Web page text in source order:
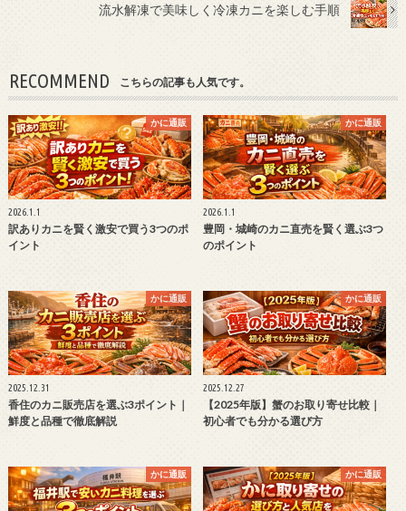
流水解凍で美味しく冷凍カニを楽しむ手順
RECOMMEND こちらの記事も人気です。
かに通販
2026.1.1
訳ありカニを賢く激安で買う3つのポ
イント
かに通販
2026.1.1
豊岡・城崎のカニ直売を賢く選ぶ3つ
のポイント
かに通販
2025.12.31
香住のカニ販売店を選ぶ3ポイント｜
鮮度と品種で徹底解説
かに通販
2025.12.27
【2025年版】蟹のお取り寄せ比較｜
初心者でも分かる選び方
かに通販 かに通販